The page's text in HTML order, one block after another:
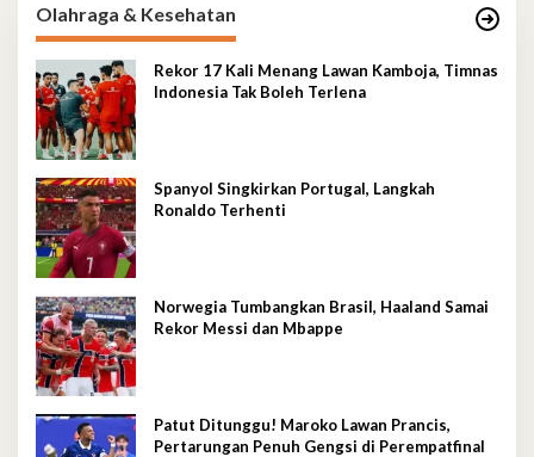
Olahraga & Kesehatan
Rekor 17 Kali Menang Lawan Kamboja, Timnas
Indonesia Tak Boleh Terlena
Spanyol Singkirkan Portugal, Langkah
Ronaldo Terhenti
Norwegia Tumbangkan Brasil, Haaland Samai
Rekor Messi dan Mbappe
Patut Ditunggu! Maroko Lawan Prancis,
Pertarungan Penuh Gengsi di Perempatfinal